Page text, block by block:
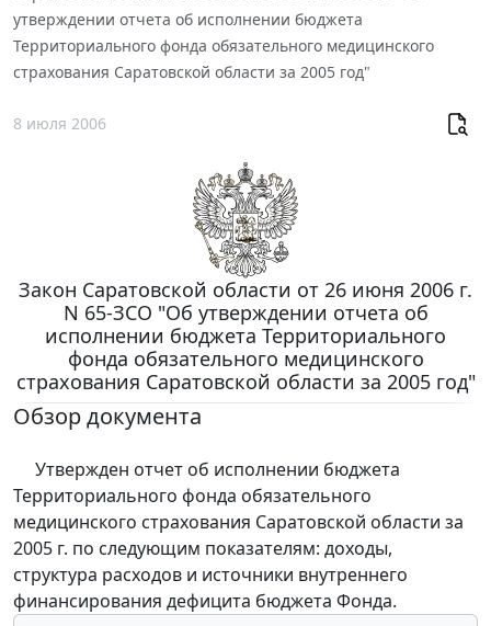
утверждении отчета об исполнении бюджета
Территориального фонда обязательного медицинского
страхования Саратовской области за 2005 год"
8 июля 2006
Закон Саратовской области от 26 июня 2006 г.
N 65-ЗСО "Об утверждении отчета об
исполнении бюджета Территориального
фонда обязательного медицинского
страхования Саратовской области за 2005 год"
Обзор документа
Утвержден отчет об исполнении бюджета
Территориального фонда обязательного
медицинского страхования Саратовской области за
2005 г. по следующим показателям: доходы,
структура расходов и источники внутреннего
финансирования дефицита бюджета Фонда.